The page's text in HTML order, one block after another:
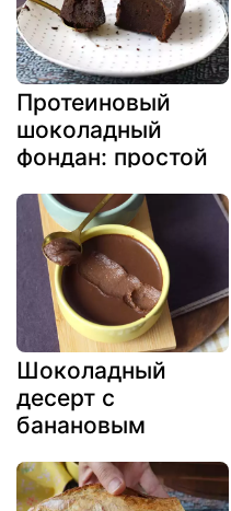
Протеиновый
шоколадный
фондан: простой
сывороточным
протеином
Шоколадный
десерт с
банановым
3 ингредиентов!